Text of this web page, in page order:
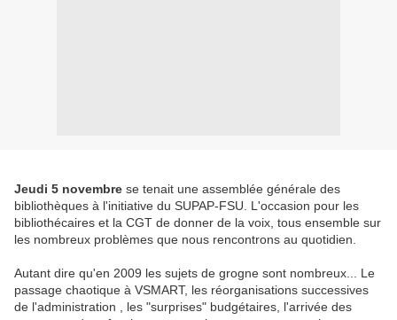
Jeudi 5 novembre se tenait une assemblée générale des
bibliothèques à l'initiative du SUPAP-FSU. L'occasion pour les
bibliothécaires et la CGT de donner de la voix, tous ensemble sur
les nombreux problèmes que nous rencontrons au quotidien.
Autant dire qu'en 2009 les sujets de grogne sont nombreux... Le
passage chaotique à VSMART, les réorganisations successives
de l'administration , les "surprises" budgétaires, l'arrivée des